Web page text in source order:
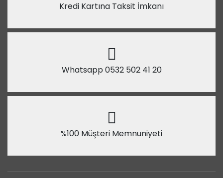
Kredi Kartına Taksit İmkanı
Whatsapp 0532 502 41 20
%100 Müşteri Memnuniyeti